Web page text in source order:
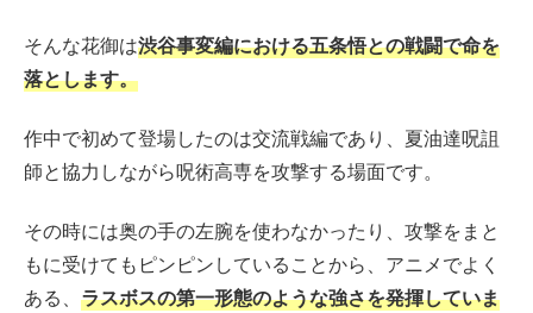
そんな花御は渋谷事変編における五条悟との戦闘で命を
落とします。
作中で初めて登場したのは交流戦編であり、夏油達呪詛
師と協力しながら呪術高専を攻撃する場面です。
その時には奥の手の左腕を使わなかったり、攻撃をまと
もに受けてもピンピンしていることから、アニメでよく
ある、 ラスボスの第一形態のような強さを発揮していま